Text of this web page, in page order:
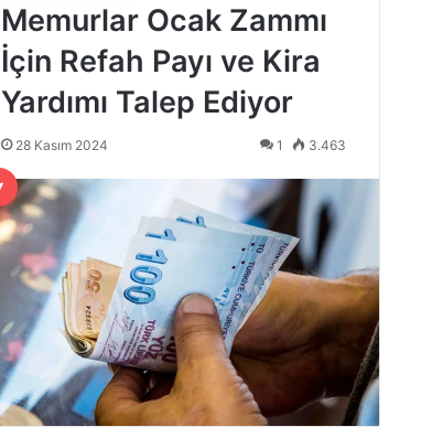
Memurlar Ocak Zammı
İçin Refah Payı ve Kira
Yardımı Talep Ediyor
28 Kasım 2024 1 3.463